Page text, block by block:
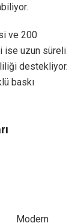
ve 200
ise uzun süreli
destekliyor.
baskı
Modern